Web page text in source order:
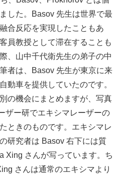
した。Basov 先生は世界で最
合反応を実現したこともあ
員教授として滞在することも
、山中千代衛先生の弟子の中
者は、Basov 先生が東京に来
動車を提供していたのです。
の機会にまとめますが、写真
ザー研でエキシマレーザーの
ときのものです。エキシマレ
研究者は Basov 右下には質
Xing さんが写っています。ち
さんは通常のエキシマより